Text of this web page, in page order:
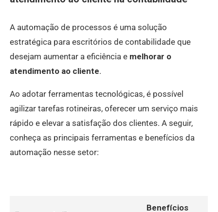
A automação de processos é uma solução
estratégica para escritórios de contabilidade que
desejam aumentar a eficiência e melhorar o
atendimento ao cliente.
Ao adotar ferramentas tecnológicas, é possível
agilizar tarefas rotineiras, oferecer um serviço mais
rápido e elevar a satisfação dos clientes. A seguir,
conheça as principais ferramentas e benefícios da
automação nesse setor:
Benefícios